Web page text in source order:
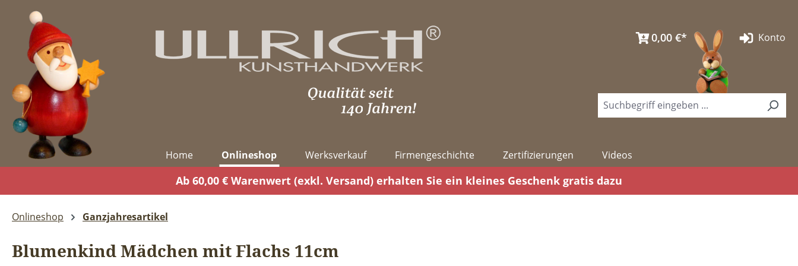
Hauptinhalt springen
Zur Suche springen
Zur Hauptnavigation springen
0,00 €* Konto
Home Onlineshop Werksverkauf Firmengeschichte Zertifizierungen Videos
Ab 60,00 € Warenwert (exkl. Versand) erhalten Sie ein kleines Geschenk gratis dazu
Onlineshop Ganzjahresartikel
Blumenkind Mädchen mit Flachs 11cm